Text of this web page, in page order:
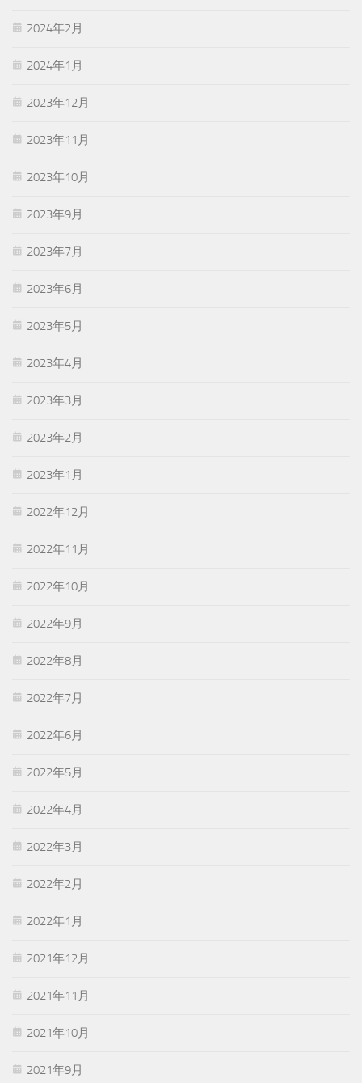
2024年2月
2024年1月
2023年12月
2023年11月
2023年10月
2023年9月
2023年7月
2023年6月
2023年5月
2023年4月
2023年3月
2023年2月
2023年1月
2022年12月
2022年11月
2022年10月
2022年9月
2022年8月
2022年7月
2022年6月
2022年5月
2022年4月
2022年3月
2022年2月
2022年1月
2021年12月
2021年11月
2021年10月
2021年9月